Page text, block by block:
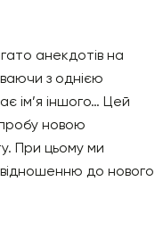
анекдотів на
з однією
ім’я іншого… Цей
новою
При цьому ми
до нового